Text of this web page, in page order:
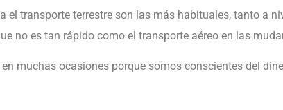
el transporte terrestre son las más habituales, tanto a
no es tan rápido como el transporte aéreo en las
muchas ocasiones porque somos conscientes del